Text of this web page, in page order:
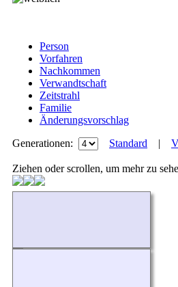
Person
Vorfahren
Nachkommen
Verwandtschaft
Zeitstrahl
Familie
Änderungsvorschlag
Generationen:
Standard |
Ziehen oder scrollen, um mehr zu